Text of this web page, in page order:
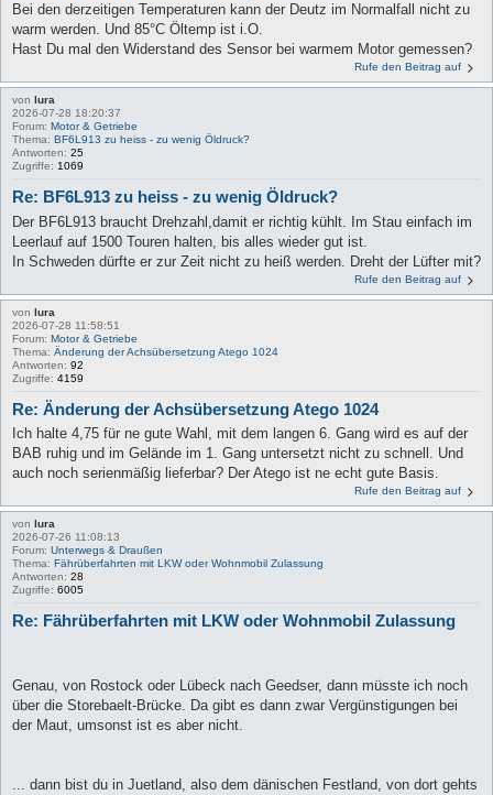
Bei den derzeitigen Temperaturen kann der Deutz im Normalfall nicht zu
warm werden. Und 85°C Öltemp ist i.O.
Hast Du mal den Widerstand des Sensor bei warmem Motor gemessen?
Rufe den Beitrag auf
von lura
2026-07-28 18:20:37
Forum: Motor & Getriebe
Thema: BF6L913 zu heiss - zu wenig Öldruck?
Antworten: 25
Zugriffe: 1069
Re: BF6L913 zu heiss - zu wenig Öldruck?
Der BF6L913 braucht Drehzahl,damit er richtig kühlt. Im Stau einfach im
Leerlauf auf 1500 Touren halten, bis alles wieder gut ist.
In Schweden dürfte er zur Zeit nicht zu heiß werden. Dreht der Lüfter mit?
Rufe den Beitrag auf
von lura
2026-07-28 11:58:51
Forum: Motor & Getriebe
Thema: Änderung der Achsübersetzung Atego 1024
Antworten: 92
Zugriffe: 4159
Re: Änderung der Achsübersetzung Atego 1024
Ich halte 4,75 für ne gute Wahl, mit dem langen 6. Gang wird es auf der
BAB ruhig und im Gelände im 1. Gang untersetzt nicht zu schnell. Und
auch noch serienmäßig lieferbar? Der Atego ist ne echt gute Basis.
Rufe den Beitrag auf
von lura
2026-07-26 11:08:13
Forum: Unterwegs & Draußen
Thema: Fährüberfahrten mit LKW oder Wohnmobil Zulassung
Antworten: 28
Zugriffe: 6005
Re: Fährüberfahrten mit LKW oder Wohnmobil Zulassung
Genau, von Rostock oder Lübeck nach Geedser, dann müsste ich noch
über die Storebaelt-Brücke. Da gibt es dann zwar Vergünstigungen bei
der Maut, umsonst ist es aber nicht.
... dann bist du in Juetland, also dem dänischen Festland, von dort gehts